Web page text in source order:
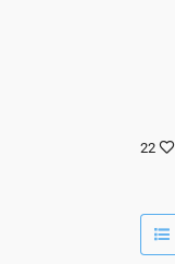
22